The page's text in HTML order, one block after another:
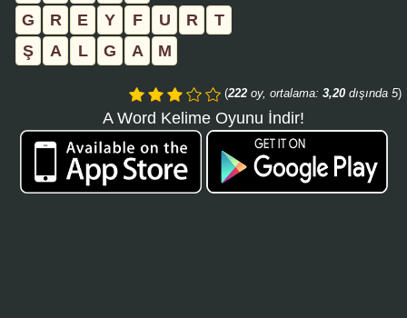
G
R E Y F U R
T
Ş
A L G A M
(222 oy, ortalama: 3,20 dışında 5)
A Word Kelime Oyunu İndir!